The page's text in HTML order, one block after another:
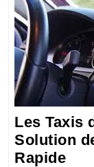
Les Taxis
Solution
RapideLes